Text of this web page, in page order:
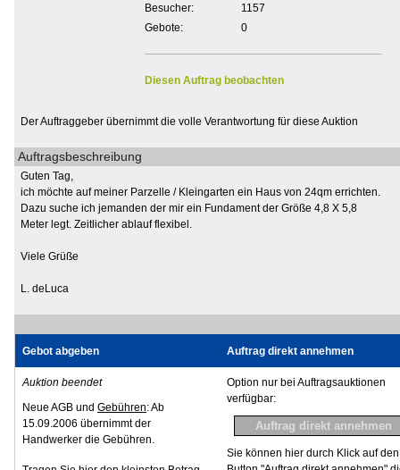
Besucher:
1157
Gebote:
0
Diesen Auftrag beobachten
Der Auftraggeber übernimmt die volle Verantwortung für diese Auktion
Auftragsbeschreibung
Guten Tag,
ich möchte auf meiner Parzelle / Kleingarten ein Haus von 24qm errichten.
Dazu suche ich jemanden der mir ein Fundament der Größe 4,8 X 5,8
Meter legt. Zeitlicher ablauf flexibel.
Viele Grüße
L. deLuca
Gebot abgeben Auftrag direkt annehmen
Auktion beendet
Neue AGB und Gebühren: Ab
15.09.2006 übernimmt der
Handwerker die Gebühren.
Option nur bei Auftragsauktionen
verfügbar:
Sie können hier durch Klick auf den